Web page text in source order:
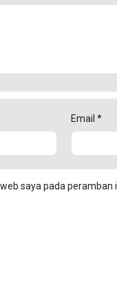
Email *
saya pada peramban